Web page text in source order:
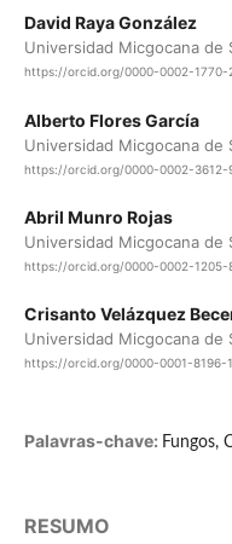
David Raya González
Universidad Micgocana de
https://orcid.org/0000-0002-1770-
Alberto Flores García
Universidad Micgocana de
https://orcid.org/0000-0002-3612-
Abril Munro Rojas
Universidad Micgocana de
https://orcid.org/0000-0002-1205-
Crisanto Velázquez
Universidad Micgocana de
https://orcid.org/0000-0001-8196-
Palavras-chave: Fungos,
RESUMO